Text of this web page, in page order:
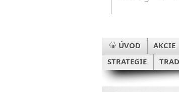
ÚVOD AKCIE
STRATEGIE